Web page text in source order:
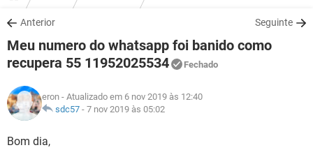
OUTLOOK
INSTAGRAM GMAIL
GUIA DE COMPRAS
JOGOS
OUTLOOK EXCEL
GUIA DE COMPRAS
DOWNLOADS
JOGOS WHATSAPP
CELULAR FACEBOOK
OUTLOOK EXCEL
INSTAGRAM
GUIA DE COMPRAS
CELULAR
GLOSSÁRIO
JOGOS
CELULAR
Anterior Seguinte
Meu numero do whatsapp foi banido como
recupera 55 11952025534
Fechado
eron - Atualizado em 6 nov 2019 às 12:40
sdc57 - 7 nov 2019 às 05:02
Bom dia,